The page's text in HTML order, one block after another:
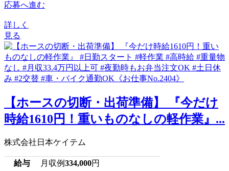
応募へ進む
詳しく
見る
【ホースの切断・出荷準備】 『今だけ
時給1610円！重いものなしの軽作業』...
株式会社日本ケイテム
給与 月収例334,000円